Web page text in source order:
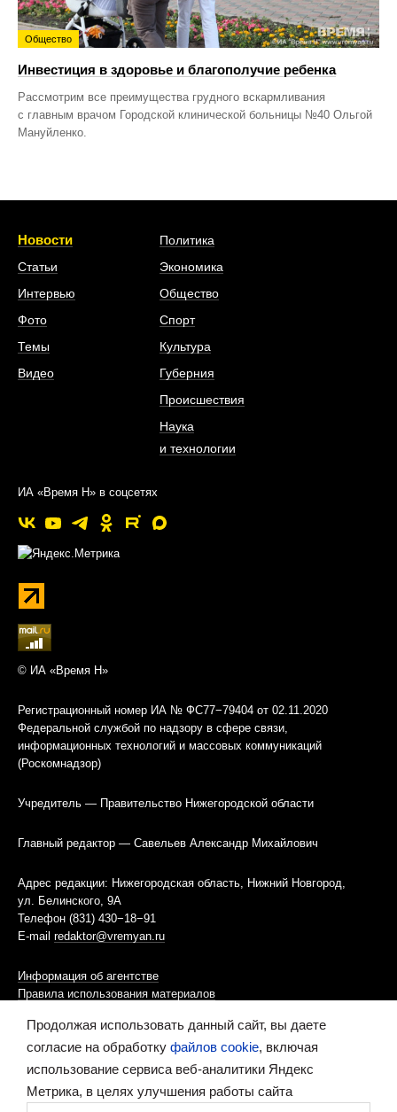
Общество
Инвестиция в здоровье и благополучие ребенка
Рассмотрим все преимущества грудного вскармливания
с главным врачом Городской клинической больницы №40 Ольгой
Мануйленко.
Новости
Статьи
Интервью
Фото
Темы
Видео
Политика
Экономика
Общество
Спорт
Культура
Губерния
Происшествия
Наука
и технологии
ИА «Время Н» в соцсетях
© ИА «Время Н»
Регистрационный номер ИА № ФС77−79404 от 02.11.2020
Федеральной службой по надзору в сфере связи,
информационных технологий и массовых коммуникаций
(Роскомнадзор)
Учредитель — Правительство Нижегородской области
Главный редактор — Савельев Александр Михайлович
Адрес редакции: Нижегородская область, Нижний Новгород,
ул. Белинского, 9А
Телефон (831) 430−18−91
E-mail redaktor@vremyan.ru
Информация об агентстве
Правила использования материалов
Информационная политика использования «cookies»-файлов
Ресурс содержит материалы 16+
Продолжая использовать данный сайт, вы даете
согласие на обработку файлов cookie, включая
использование сервиса веб-аналитики Яндекс
Метрика, в целях улучшения работы сайта